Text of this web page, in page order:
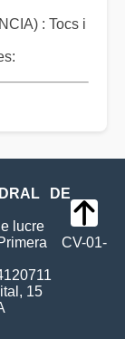
: Tocs i
DE
lucre
CV-01-
15